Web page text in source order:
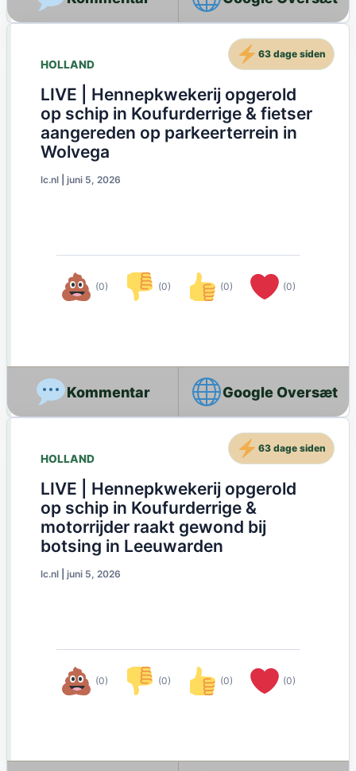
HOLLAND
LIVE | Hennepkwekerij opgerold
op schip in Koufurderrige & fietser
aangereden op parkeerterrein in
Wolvega
lc.nl juni 5, 2026
(0) (0) (0) (0)
63 dage siden
Google Oversæt
HOLLAND
LIVE | Hennepkwekerij opgerold
op schip in Koufurderrige &
motorrijder raakt gewond bij
botsing in Leeuwarden
lc.nl juni 5, 2026
(0) (0) (0) (0)
63 dage siden